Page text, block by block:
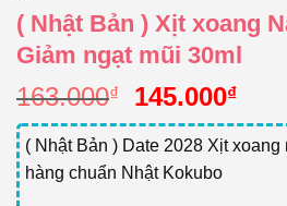
( Nhật Bản ) Xịt xoang
Giảm ngạt mũi 30ml
163.000₫
Giá
gốc
là:
163.000₫.
145.000₫Giá
tại
( Nhật Bản ) Date 2028 Xịt xoang
hàng chuẩn Nhật Kokubo